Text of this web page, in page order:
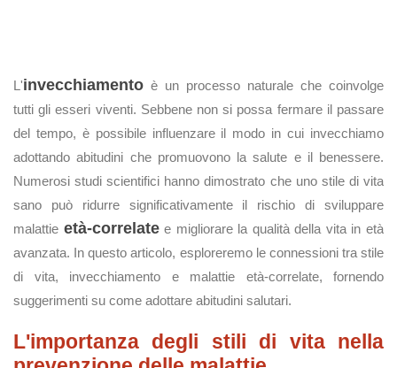
L'invecchiamento è un processo naturale che coinvolge
tutti gli esseri viventi. Sebbene non si possa fermare il passare
del tempo, è possibile influenzare il modo in cui invecchiamo
adottando abitudini che promuovono la salute e il benessere.
Numerosi studi scientifici hanno dimostrato che uno stile di vita
sano può ridurre significativamente il rischio di sviluppare
malattie età-correlatee migliorare la qualità della vita in età
avanzata. In questo articolo, esploreremo le connessioni tra stile
di vita, invecchiamento e malattie età-correlate, fornendo
suggerimenti su come adottare abitudini salutari.
L'importanza degli stili di vita nella